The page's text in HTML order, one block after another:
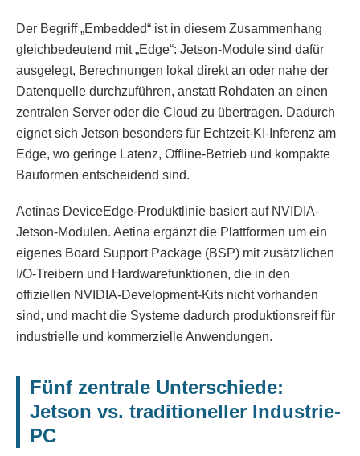
Der Begriff „Embedded“ ist in diesem Zusammenhang
gleichbedeutend mit „Edge“: Jetson-Module sind dafür
ausgelegt, Berechnungen lokal direkt an oder nahe der
Datenquelle durchzuführen, anstatt Rohdaten an einen
zentralen Server oder die Cloud zu übertragen. Dadurch
eignet sich Jetson besonders für Echtzeit-KI-Inferenz am
Edge, wo geringe Latenz, Offline-Betrieb und kompakte
Bauformen entscheidend sind.
Aetinas DeviceEdge-Produktlinie basiert auf NVIDIA-
Jetson-Modulen. Aetina ergänzt die Plattformen um ein
eigenes Board Support Package (BSP) mit zusätzlichen
I/O-Treibern und Hardwarefunktionen, die in den
offiziellen NVIDIA-Development-Kits nicht vorhanden
sind, und macht die Systeme dadurch produktionsreif für
industrielle und kommerzielle Anwendungen.
Fünf zentrale Unterschiede:
Jetson vs. traditioneller Industrie-
PC